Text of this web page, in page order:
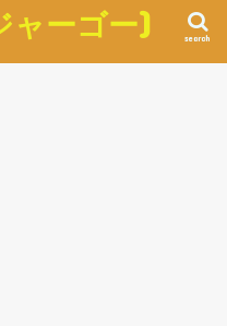
ャーゴー) search